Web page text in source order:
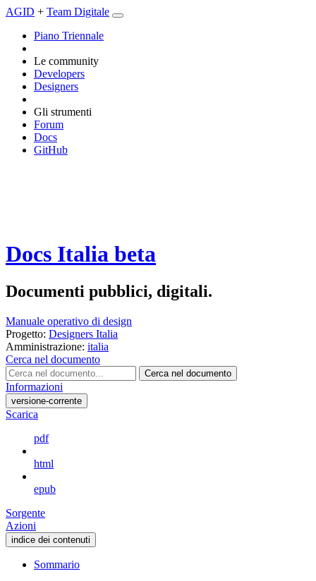
AGID + Team Digitale
Piano Triennale
Le community
Developers
Designers
Gli strumenti
Forum
Docs
GitHub
Docs Italia beta
Documenti pubblici, digitali.
Manuale operativo di design
Progetto: Designers Italia
Amministrazione: italia
Cerca nel documento
Cerca nel documento
Informazioni
versione-corrente
Scarica
pdf
html
epub
Sorgente
Azioni
indice dei contenuti
Sommario